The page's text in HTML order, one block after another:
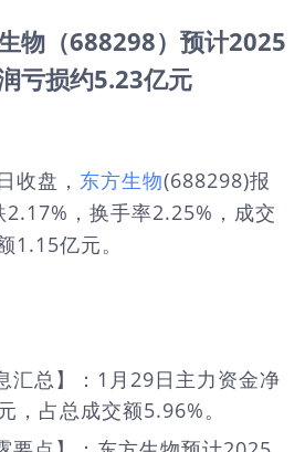
物（688298）预计2025
亏损约5.23亿元
收盘， 东方生物(688298)报
，换手率2.25%，成交
1.15亿元。
汇总】：1月29日主力资金净
，占总成交额5.96%。